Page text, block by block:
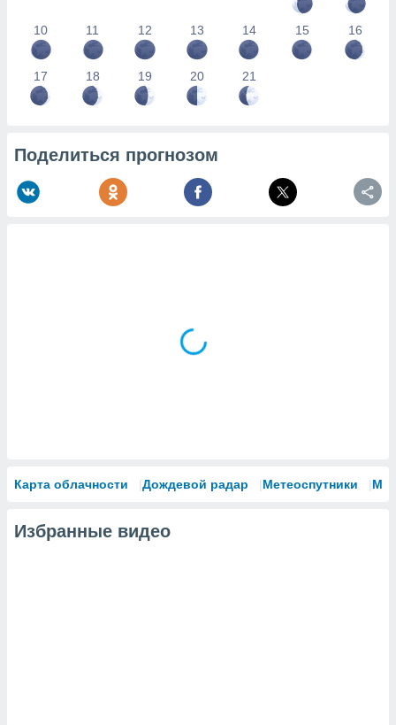
10 11 12 13 14 15 16
17 18 19 20 21
Поделиться прогнозом
Карта облачности Дождевой радар Метеоспутники
Избранные видео